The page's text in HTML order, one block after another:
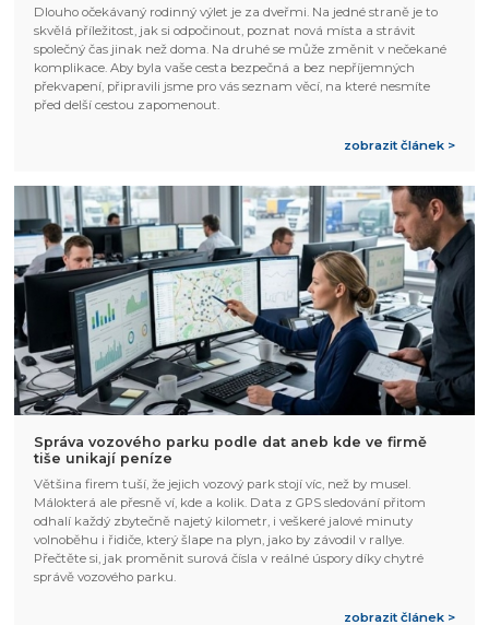
Dlouho očekávaný rodinný výlet je za dveřmi. Na jedné straně je to
skvělá příležitost, jak si odpočinout, poznat nová místa a strávit
společný čas jinak než doma. Na druhé se může změnit v nečekané
komplikace. Aby byla vaše cesta bezpečná a bez nepříjemných
překvapení, připravili jsme pro vás seznam věcí, na které nesmíte
před delší cestou zapomenout.
zobrazit článek >
Správa vozového parku podle dat aneb kde ve firmě
tiše unikají peníze
Většina firem tuší, že jejich vozový park stojí víc, než by musel.
Málokterá ale přesně ví, kde a kolik. Data z GPS sledování přitom
odhalí každý zbytečně najetý kilometr, i veškeré jalové minuty
volnoběhu i řidiče, který šlape na plyn, jako by závodil v rallye.
Přečtěte si, jak proměnit surová čísla v reálné úspory díky chytré
správě vozového parku.
zobrazit článek >